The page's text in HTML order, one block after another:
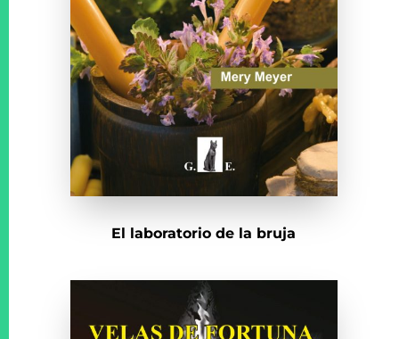
El laboratorio de la bruja